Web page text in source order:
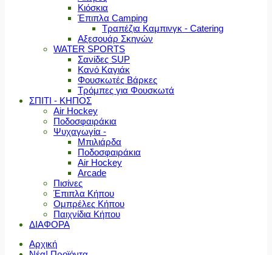
Κιόσκια
Έπιπλα Camping
Τραπέζια Καμπινγκ - Catering
Αξεσουάρ Σκηνών
WATER SPORTS
Σανίδες SUP
Κανό Καγιάκ
Φουσκωτές Βάρκες
Τρόμπες για Φουσκωτά
ΣΠΙΤΙ - ΚΗΠΟΣ
Air Hockey
Ποδοσφαιράκια
Ψυχαγωγία -
Μπιλιάρδα
Ποδοσφαιράκια
Air Hockey
Arcade
Πισίνες
Έπιπλα Κήπου
Ομπρέλες Κήπου
Παιχνίδια Κήπου
ΔΙΑΦΟΡΑ
Αρχική